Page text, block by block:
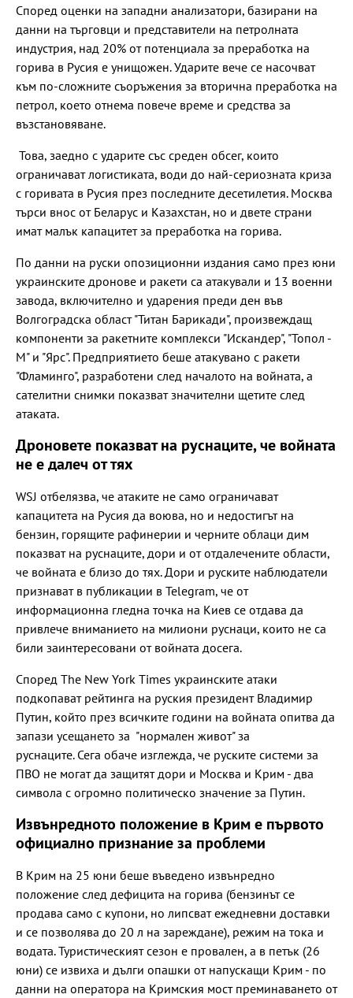
Според оценки на западни анализатори, базирани на
данни на търговци и представители на петролната
индустрия, над 20% от потенциала за преработка на
горива в Русия е унищожен. Ударите вече се насочват
към по-сложните съоръжения за вторична преработка на
петрол, което отнема повече време и средства за
възстановяване.
Това, заедно с ударите със среден обсег, които
ограничават логистиката, води до най-сериозната криза
с горивата в Русия през последните десетилетия. Москва
търси внос от Беларус и Казахстан, но и двете страни
имат малък капацитет за преработка на горива.
По данни на руски опозиционни издания само през юни
украинските дронове и ракети са атакували и 13 военни
завода, включително и ударения преди ден във
Волгоградска област "Титан Барикади", произвеждащ
компоненти за ракетните комплекси "Искандер", "Топол -
М" и "Ярс". Предприятието беше атакувано с ракети
"Фламинго", разработени след началото на войната, а
сателитни снимки показват значителни щетите след
атаката.
Дроновете показват на руснаците, че войната
не е далеч от тях
WSJ отбелязва, че атаките не само ограничават
капацитета на Русия да воюва, но и недостигът на
бензин, горящите рафинерии и черните облаци дим
показват на руснаците, дори и от отдалечените области,
че войната е близо до тях. Дори и руските наблюдатели
признават в публикации в Telegram, че от
информационна гледна точка на Киев се отдава да
привлече вниманието на милиони руснаци, които не са
били заинтересовани от войната досега.
Според The New York Times украинските атаки
подкопават рейтинга на руския президент Владимир
Путин, който през всичките години на войната опитва да
запази усещането за "нормален живот" за
руснаците. Сега обаче изглежда, че руските системи за
ПВО не могат да защитят дори и Москва и Крим - два
символа с огромно политическо значение за Путин.
Извънредното положение в Крим е първото
официално признание за проблеми
В Крим на 25 юни беше въведено извънредно
положение след дефицита на горива (бензинът се
продава само с купони, но липсват ежедневни доставки
и се позволява до 20 л на зареждане), режим на тока и
водата. Туристическият сезон е провален, а в петък (26
юни) се извиха и дълги опашки от напускащи Крим - по
данни на оператора на Кримския мост преминаването от